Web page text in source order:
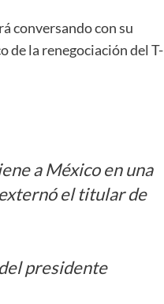
conversando con su
de la renegociación del T-
a México en una
el titular de
presidente